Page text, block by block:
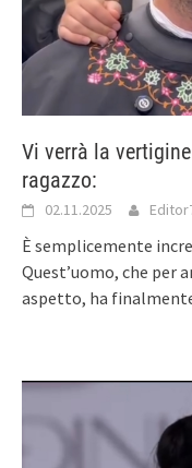
Vi verrà la
ragazzo:
02.11.2025
È semplicemente
Quest’uomo, che per
aspetto, ha